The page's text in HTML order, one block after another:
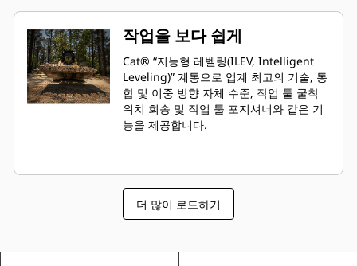
작업을 보다 쉽게
Cat® “지능형 레벨링(ILEV, Intelligent
Leveling)” 계통으로 업계 최고의 기술, 통
합 및 이중 방향 자체 수준, 작업 툴 굴착
위치 회송 및 작업 툴 포지셔너와 같은 기
능을 제공합니다.
더 많이 로드하기